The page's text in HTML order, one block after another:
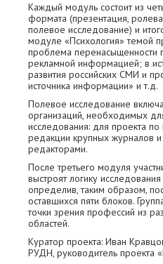
Каждый модуль состоит из
формата (презентация,
полевое исследование) и
модуле «Психология» темой
проблема перенасыщенности
рекламной информацией; в
развития российских СМИ и
источника информации» и т.д.
Полевое исследование
организаций, необходимых
исследования: для проекта по
редакции крупных журналов
редакторами.
После третьего модуля
выстроят логику
определив, таким образом,
оставшихся пяти блоков.
точки зрения профессий из
областей.
Куратор проекта: Иван
РУДН, руководитель проекта